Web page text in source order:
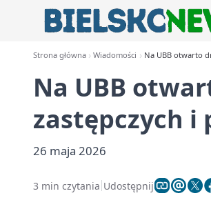
Strona główna Wiadomości Na UBB otwarto
Na UBB
zastępczych
26 maja 2026
3 min czytania Udostępnij